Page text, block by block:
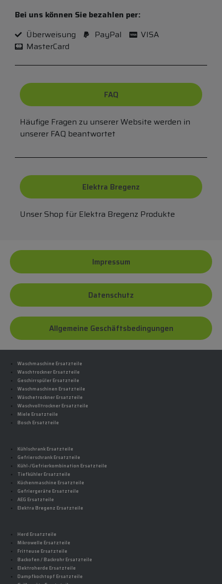
Bei uns können Sie bezahlen per:
Überweisung
PayPal
VISA
MasterCard
FAQ
Häufige Fragen zu unserer Website werden in
unserer FAQ beantwortet
Elektra Bregenz
Unser Shop für Elektra Bregenz Produkte
Impressum
Datenschutz
Allgemeine Geschäftsbedingungen
Waschmaschine Ersatzteile
Waschtrockner Ersatzteile
Geschirrspüler Ersatzteile
Waschmaschinen Ersatzteile
Wäschetrockner Ersatzteile
Waschvolltrockner Ersatzteile
Miele Ersatzteile
Bosch Ersatzteile
Kühlschrank Ersatzteile
Gefrierschrank Ersatzteile
Kühl-/Gefrierkombination Ersatzteile
Tiefkühler Ersatzteile
Küchenmaschine Ersatzteile
Gefriergeräte Ersatzteile
AEG Ersatzteile
Elektra Bregenz Ersatzteile
Herd Ersatzteile
Mikrowelle Ersatzteile
Fritteuse Ersatzteile
Backofen / Backrohr Ersatzteile
Elektroherde Ersatzteile
Dampfkochtopf Ersatzteile